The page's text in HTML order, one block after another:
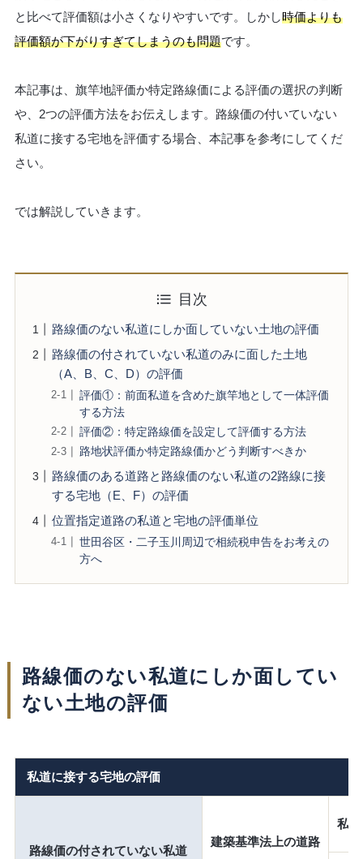
と比べて評価額は小さくなりやすいです。しかし時価よりも
評価額が下がりすぎてしまうのも問題です。
本記事は、旗竿地評価か特定路線価による評価の選択の判断
や、2つの評価方法をお伝えします。路線価の付いていない
私道に接する宅地を評価する場合、本記事を参考にしてくだ
さい。
では解説していきます。
目次
路線価のない私道にしか面していない土地の評価
路線価の付されていない私道のみに面した土地
（A、B、C、D）の評価
評価①：前面私道を含めた旗竿地として一体評価
する方法
評価②：特定路線価を設定して評価する方法
路地状評価か特定路線価かどう判断すべきか
路線価のある道路と路線価のない私道の2路線に接
する宅地（E、F）の評価
位置指定道路の私道と宅地の評価単位
世田谷区・二子玉川周辺で相続税申告をお考えの
方へ
路線価のない私道にしか面してい
ない土地の評価
私道に接する宅地の評価
路線価の付されていない私道
建築基準法上の道路
私